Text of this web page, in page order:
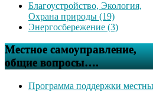
Благоустройство, Экология,
Охрана природы (19)
Энергосбережение (3)
Местное самоуправление,
общие вопросы….
Программа поддержки